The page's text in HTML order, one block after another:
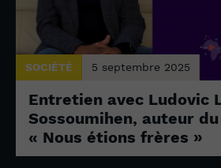
SOCIÉTÉ 5 septembre 2025
Entretien avec Ludovic
Sossoumihen, auteur
« Nous étions frères »